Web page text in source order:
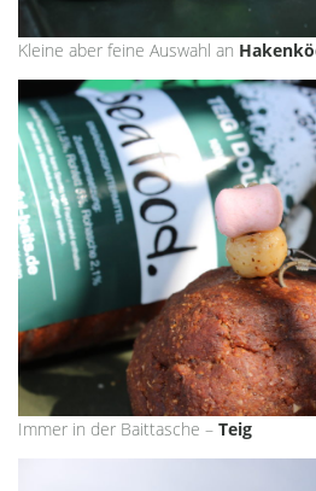
Kleine aber feine Auswahl an
Immer in der Baittasche – Teig